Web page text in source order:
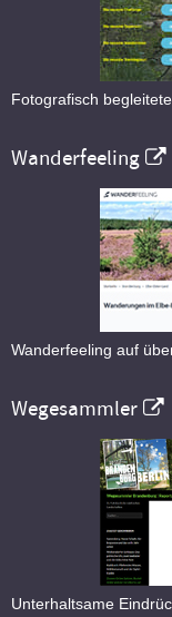
Fotografisch
Wanderfeeling
Wanderfeeling auf
Wegesammler
Unterhaltsame